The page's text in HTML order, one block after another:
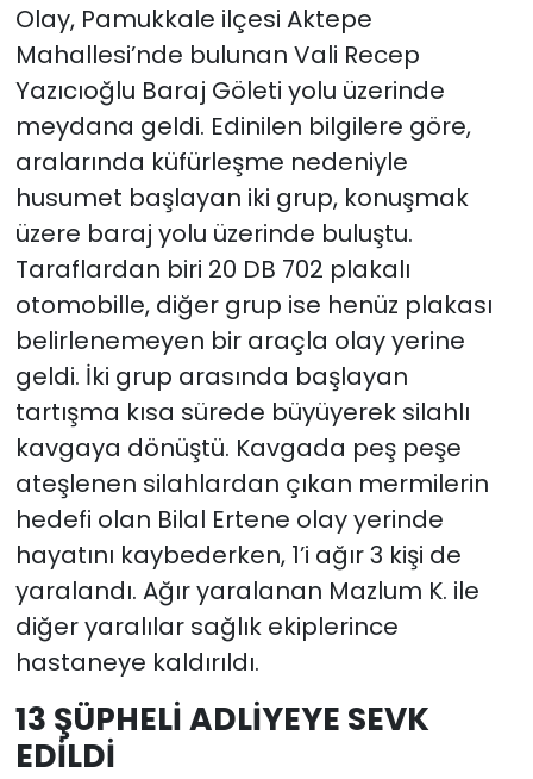
Olay, Pamukkale ilçesi Aktepe
Mahallesi’nde bulunan Vali Recep
Yazıcıoğlu Baraj Göleti yolu üzerinde
meydana geldi. Edinilen bilgilere göre,
aralarında küfürleşme nedeniyle
husumet başlayan iki grup, konuşmak
üzere baraj yolu üzerinde buluştu.
Taraflardan biri 20 DB 702 plakalı
otomobille, diğer grup ise henüz plakası
belirlenemeyen bir araçla olay yerine
geldi. İki grup arasında başlayan
tartışma kısa sürede büyüyerek silahlı
kavgaya dönüştü. Kavgada peş peşe
ateşlenen silahlardan çıkan mermilerin
hedefi olan Bilal Ertene olay yerinde
hayatını kaybederken, 1’i ağır 3 kişi de
yaralandı. Ağır yaralanan Mazlum K. ile
diğer yaralılar sağlık ekiplerince
hastaneye kaldırıldı.
13 ŞÜPHELİ ADLİYEYE SEVK
EDİLDİ